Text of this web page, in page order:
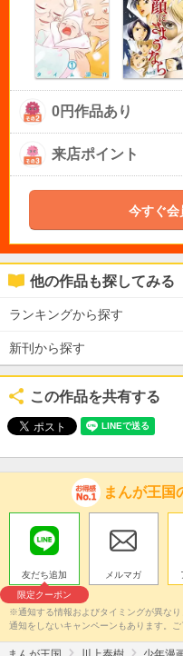
0円作品あり
来店ポイント
今すぐ会
他の作品も探してみる
ランキングから探す
新刊から探す
この作品を共有する
まんが王国
友だち追加
限定クーポン
メルマガ
※通知する情報およびタイミングが異な
通知をしないキャンペーンもあります。ご